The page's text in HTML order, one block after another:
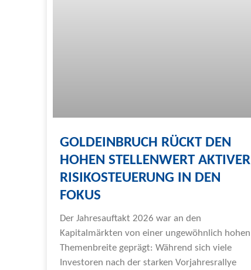
GOLDEINBRUCH RÜCKT DEN
HOHEN STELLENWERT AKTIVER
RISIKOSTEUERUNG IN DEN
FOKUS
Der Jahresauftakt 2026 war an den
Kapitalmärkten von einer ungewöhnlich hohen
Themenbreite geprägt: Während sich viele
Investoren nach der starken Vorjahresrallye